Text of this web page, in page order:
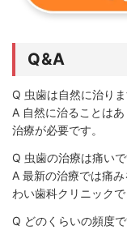
Q&A
Q 虫歯は自然に治り
A 自然に治ることは
治療が必要です。
Q 虫歯の治療は痛い
A 最新の治療では痛
わい歯科クリニック
Q どのくらいの頻度